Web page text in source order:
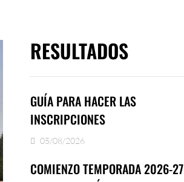
RESULTADOS
GUÍA PARA HACER LAS
INSCRIPCIONES
05/08/2026
COMIENZO TEMPORADA 2026-27